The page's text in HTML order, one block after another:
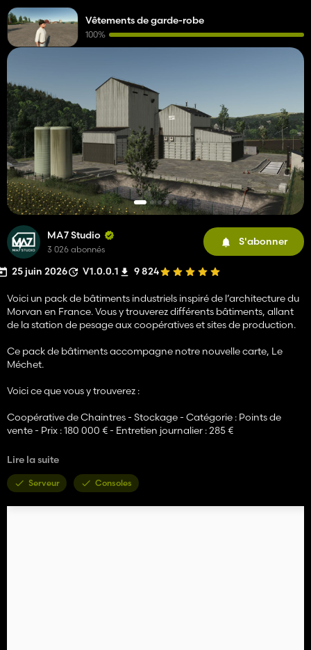
MA7 Studio
3 026 abonnés
S'abonner
25 juin 2026 V1.0.0.1 9 824
Voici un pack de bâtiments industriels inspiré de l’architecture du
Morvan en France. Vous y trouverez différents bâtiments, allant
de la station de pesage aux coopératives et sites de production.
Ce pack de bâtiments accompagne notre nouvelle carte, Le
Méchet.
Voici ce que vous y trouverez :
Coopérative de Chaintres - Stockage - Catégorie : Points de
vente - Prix : 180 000 € - Entretien journalier : 285 €
Coopérative de Chaintres - Vrac - Catégorie : Points de vente -
Coopérative de Chaintres - Hangar - Catégorie : Hangars - Prix :
78 000 € - Entretien journalier : 115 €
Lire la suite
Serveur Consoles
Vêtements de garde-robe
100%